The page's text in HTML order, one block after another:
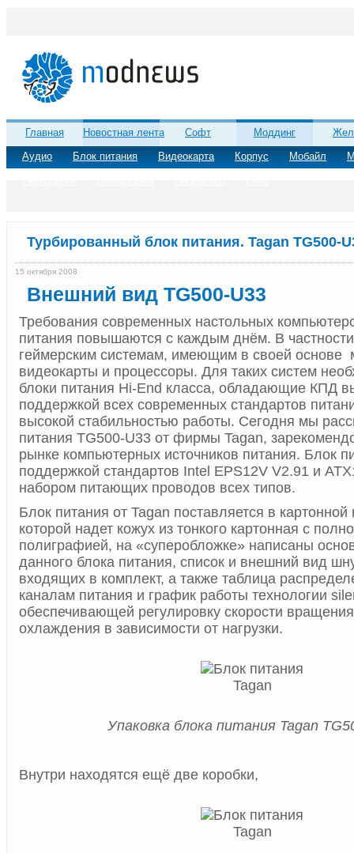
Главная Новостная лента Софт Моддинг
Аудио
Блок питания Видеокарта Корпус Мобайл
Турбированный блок питания. Tagan TG500-
15 октября 2008
Внешний вид TG500-U33
Требования современных настольных
питания повышаются с каждым днём. В частности
геймерским системам, имеющим в своей
видеокарты и процессоры. Для таких систем
блоки питания Hi-End класса, обладающие КПД
поддержкой всех современных стандартов
высокой стабильностью работы. Сегодня мы
питания TG500-U33 от фирмы Tagan,
рынке компьютерных источников питания. Блок
поддержкой стандартов Intel EPS12V V2.91 и
набором питающих проводов всех типов.
Блок питания от Tagan поставляется в картонной
которой надет кожух из тонкого картонная с
полиграфией, на «суперобложке» написаны
данного блока питания, список и внешний вид
входящих в комплект, а также таблица
каналам питания и график работы технологии
обеспечивающей регулировку скорости
охлаждения в зависимости от нагрузки.
Упаковка блока питания Tagan
Внутри находятся ещё две коробки,